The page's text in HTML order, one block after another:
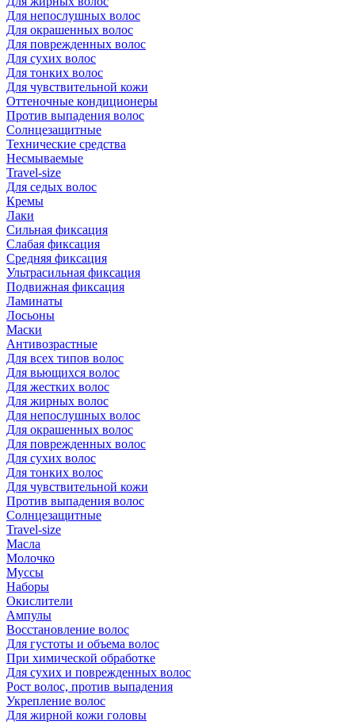
Для непослушных волос
Для окрашенных волос
Для поврежденных волос
Для сухих волос
Для тонких волос
Для чувствительной кожи
Оттеночные кондиционеры
Против выпадения волос
Солнцезащитные
Технические средства
Несмываемые
Travel-size
Для седых волос
Кремы
Лаки
Сильная фиксация
Слабая фиксация
Средняя фиксация
Ультрасильная фиксация
Подвижная фиксация
Ламинаты
Лосьоны
Маски
Антивозрастные
Для всех типов волос
Для вьющихся волос
Для жестких волос
Для жирных волос
Для непослушных волос
Для окрашенных волос
Для поврежденных волос
Для сухих волос
Для тонких волос
Для чувствительной кожи
Против выпадения волос
Солнцезащитные
Travel-size
Масла
Молочко
Муссы
Наборы
Окислители
Ампулы
Восстановление волос
Для густоты и объема волос
При химической обработке
Для сухих и поврежденных волос
Рост волос, против выпадения
Укрепление волос
Для жирной кожи головы